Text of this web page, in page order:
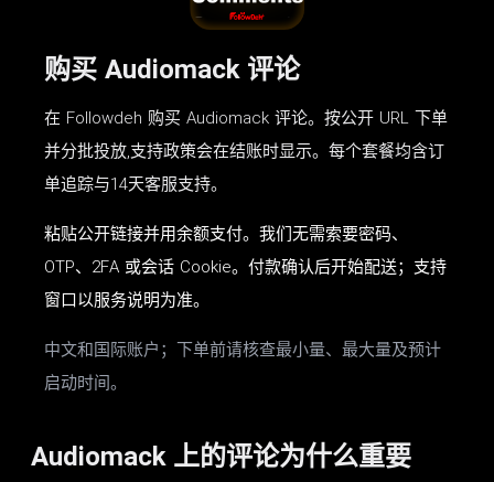
购买 Audiomack 评论
在 Followdeh 购买 Audiomack 评论。按公开 URL 下单
并分批投放,支持政策会在结账时显示。每个套餐均含订
单追踪与14天客服支持。
粘贴公开链接并用余额支付。我们无需索要密码、
OTP、2FA 或会话 Cookie。付款确认后开始配送；支持
窗口以服务说明为准。
中文和国际账户；下单前请核查最小量、最大量及预计
启动时间。
Audiomack 上的评论为什么重要